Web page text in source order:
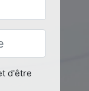
d'être